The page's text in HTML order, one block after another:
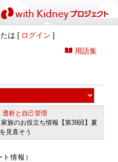
は [ ログイン ]
用語集
透析と自己管理
族のお役立ち情報【第39回】夏
見直そう
ト情報）